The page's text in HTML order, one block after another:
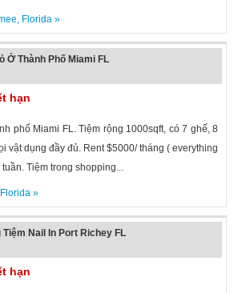
, Florida»
Ở Thành Phố Miami FL
hạn
phố Miami FL. Tiệm rộng 1000sqft, có 7 ghế, 8
vật dụng đầy đủ. Rent $5000/ tháng ( everything
Tiệm trong shopping...
Florida»
Nail In Port Richey FL
hạn